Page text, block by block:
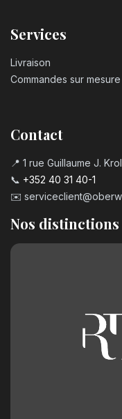
Services
Livraison
Commandes sur mesure
Contact
📍 1 rue Guillaume J.
📞 +352 40 31 40-1
✉️
Nos distinctions